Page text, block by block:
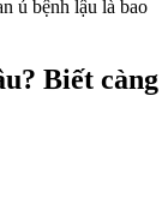
ủ bệnh lậu là bao
Biết càng